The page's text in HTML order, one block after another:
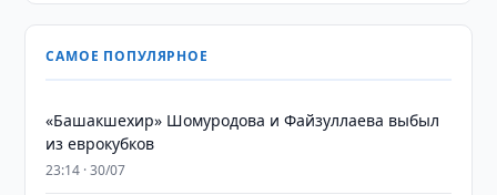
САМОЕ ПОПУЛЯРНОЕ
«Башакшехир» Шомуродова и Файзуллаева выбыл
из еврокубков
23:14 · 30/07